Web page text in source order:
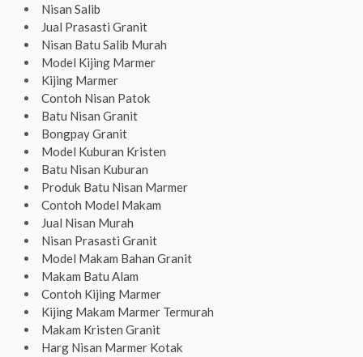
Nisan Salib
Jual Prasasti Granit
Nisan Batu Salib Murah
Model Kijing Marmer
Kijing Marmer
Contoh Nisan Patok
Batu Nisan Granit
Bongpay Granit
Model Kuburan Kristen
Batu Nisan Kuburan
Produk Batu Nisan Marmer
Contoh Model Makam
Jual Nisan Murah
Nisan Prasasti Granit
Model Makam Bahan Granit
Makam Batu Alam
Contoh Kijing Marmer
Kijing Makam Marmer Termurah
Makam Kristen Granit
Harg Nisan Marmer Kotak